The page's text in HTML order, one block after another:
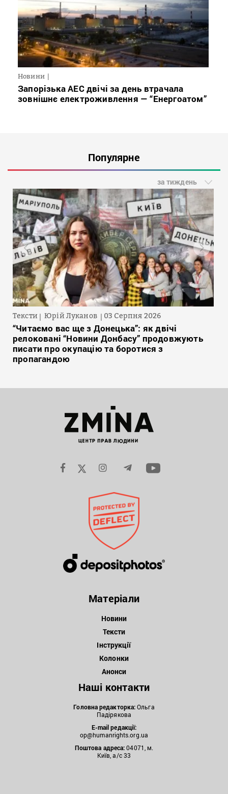
Новини
Запорізька АЕС двічі за день втрачала
зовнішнє електроживлення — “Енергоатом”
Популярне
за тиждень
Тексти Юрій Луканов 03 Серпня 2026
“Читаємо вас ще з Донецька”: як двічі
релоковані “Новини Донбасу” продовжують
писати про окупацію та боротися з
пропагандою
Матеріали
Новини
Тексти
Інструкції
Колонки
Анонси
Наші контакти
Головна редакторка:Ольга
Падірякова
E-mail редакції:
op@humanrights.org.ua
Поштова адреса:04071, м.
Київ, а/с 33